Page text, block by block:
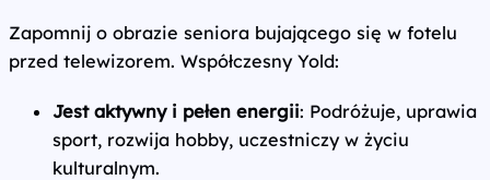
Zapomnij o obrazie seniora bujającego się w fotelu
przed telewizorem. Współczesny Yold:
Jest aktywny i pełen energii: Podróżuje, uprawia
sport, rozwija hobby, uczestniczy w życiu
kulturalnym.